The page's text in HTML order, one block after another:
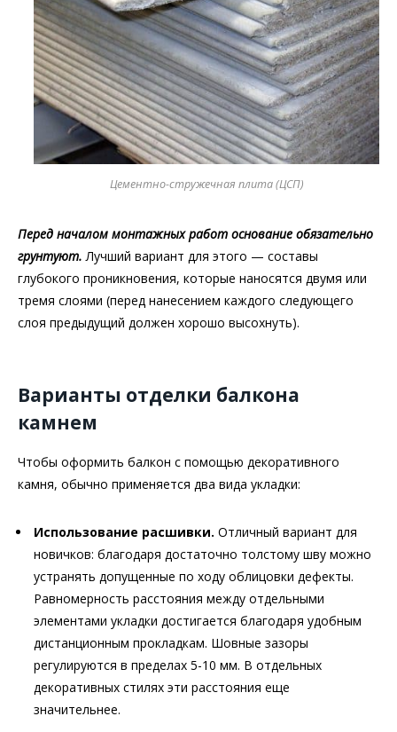
Цементно-стружечная плита (ЦСП)
Перед началом монтажных работ основание обязательно
грунтуют. Лучший вариант для этого — составы
глубокого проникновения, которые наносятся двумя или
тремя слоями (перед нанесением каждого следующего
слоя предыдущий должен хорошо высохнуть).
Варианты отделки балкона
камнем
Чтобы оформить балкон с помощью декоративного
камня, обычно применяется два вида укладки:
Использование расшивки. Отличный вариант для
новичков: благодаря достаточно толстому шву можно
устранять допущенные по ходу облицовки дефекты.
Равномерность расстояния между отдельными
элементами укладки достигается благодаря удобным
дистанционным прокладкам. Шовные зазоры
регулируются в пределах 5-10 мм. В отдельных
декоративных стилях эти расстояния еще
значительнее.